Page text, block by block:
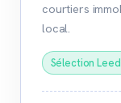
courtiers
local.
Sélection